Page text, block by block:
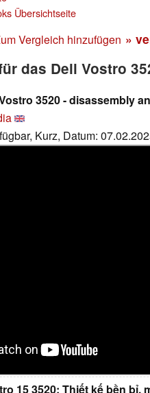
Übersichtseite
Vergleich hinzufügen »
das Dell Vostro
3520 - disassembly
Kurz, Datum:
15 3520: Thiết kế bền bỉ,